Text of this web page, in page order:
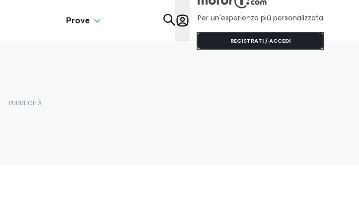
Prove Da Sapere
Per un'esperienza più personalizzata
REGISTRATI / ACCEDI